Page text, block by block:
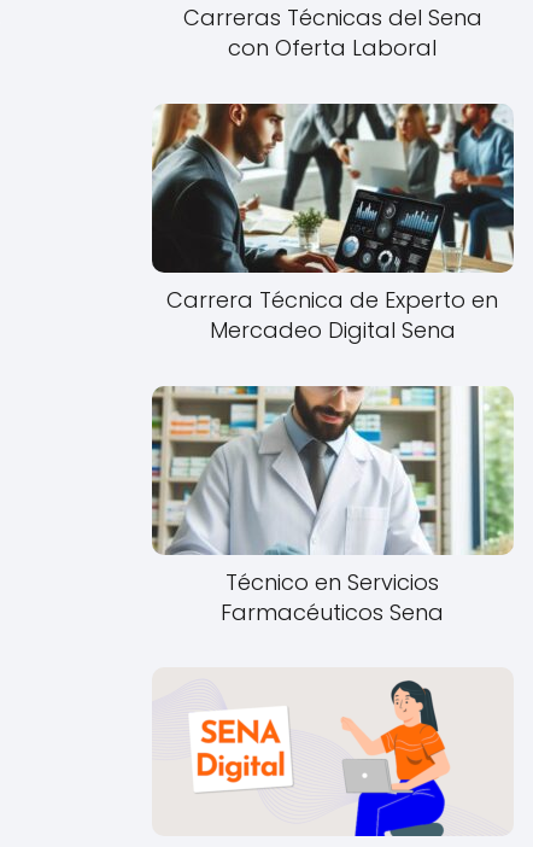
Carreras Técnicas del Sena
con Oferta Laboral
Carrera Técnica de Experto en
Mercadeo Digital Sena
Técnico en Servicios
Farmacéuticos Sena